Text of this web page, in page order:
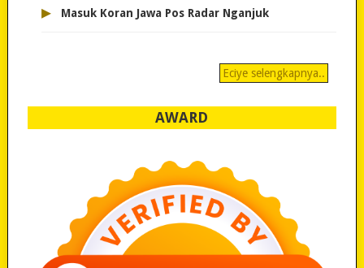
▸ Masuk Koran Jawa Pos Radar Nganjuk
Eciye selengkapnya..
AWARD